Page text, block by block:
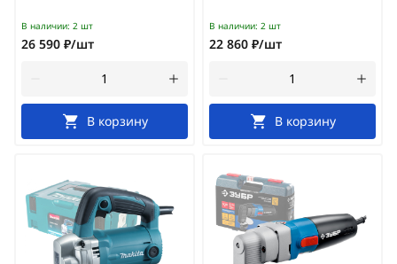
В наличии: 2 шт
26 590 ₽/шт
В корзину
В наличии: 2 шт
22 860 ₽/шт
В корзину